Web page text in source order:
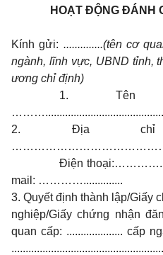
HOẠT ĐỘNG ĐÁNH
Kính gửi: ..............(tên cơ
ngành, lĩnh vực, UBND tỉnh,
ương chỉ định)
1. Tên
2. Địa
Điện
mail: …………..............
3. Quyết định thành lập/Giấy
nghiệp/Giấy chứng nhận
quan cấp: .................... cấp